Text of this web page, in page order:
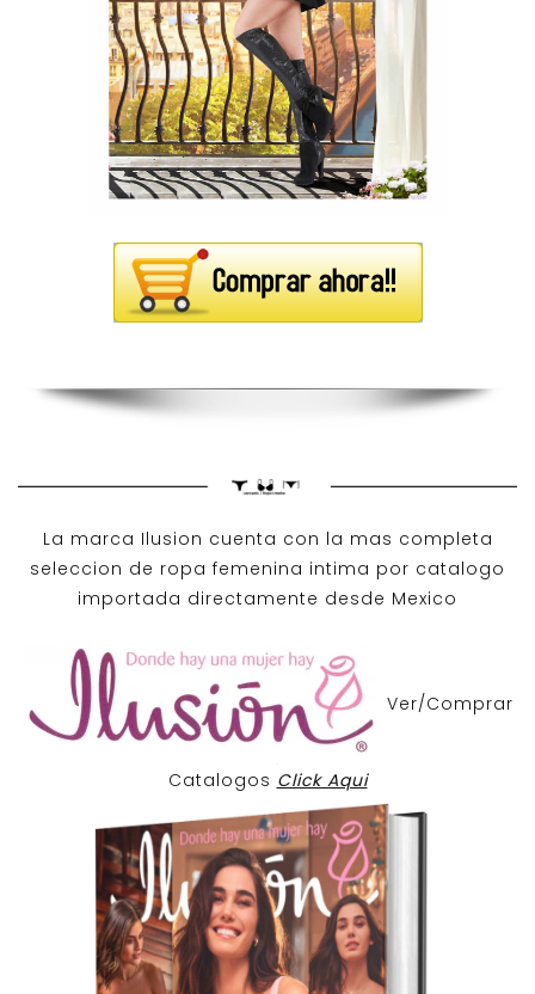
La marca Ilusion cuenta con la mas completa
seleccion de ropa femenina intima por catalogo
importada directamente desde Mexico
Ver/Comprar
Catalogos Click Aqui